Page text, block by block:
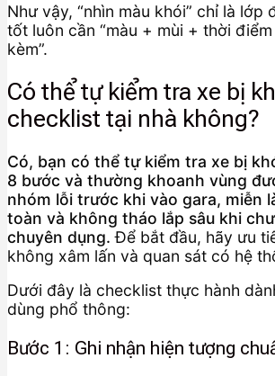
Như vậy, “nhìn màu khói” chỉ là lớp
tốt luôn cần “màu + mùi + thời
kèm”.
Có thể tự kiểm tra xe bị
checklist tại nhà không?
Có, bạn có thể tự kiểm tra xe bị
8 bước và thường khoanh vùng
nhóm lỗi trước khi vào gara, miễn
toàn và không tháo lắp sâu khi
chuyên dụng. Để bắt đầu, hãy ưu
không xâm lấn và quan sát có hệ
Dưới đây là checklist thực hành
dùng phổ thông:
Bước 1: Ghi nhận hiện tượng